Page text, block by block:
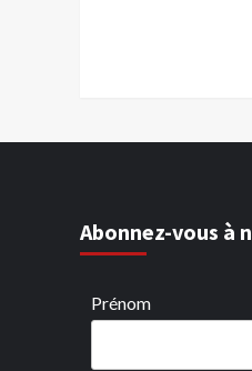
Abonnez-vous à
Prénom